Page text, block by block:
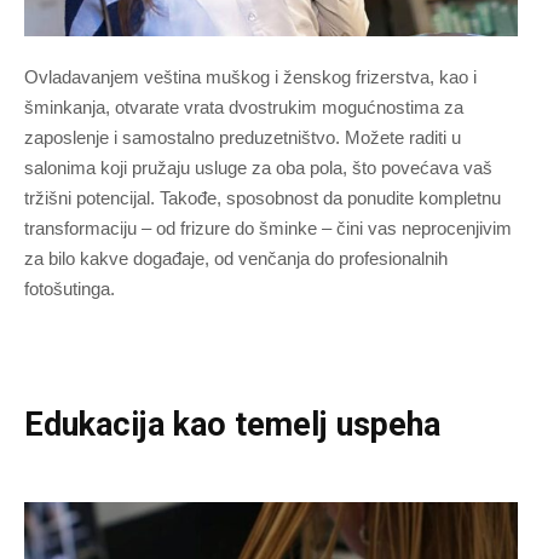
Ovladavanjem veština muškog i ženskog frizerstva, kao i
šminkanja, otvarate vrata dvostrukim mogućnostima za
zaposlenje i samostalno preduzetništvo. Možete raditi u
salonima koji pružaju usluge za oba pola, što povećava vaš
tržišni potencijal. Takođe, sposobnost da ponudite kompletnu
transformaciju – od frizure do šminke – čini vas neprocenjivim
za bilo kakve događaje, od venčanja do profesionalnih
fotošutinga.
Edukacija kao temelj uspeha